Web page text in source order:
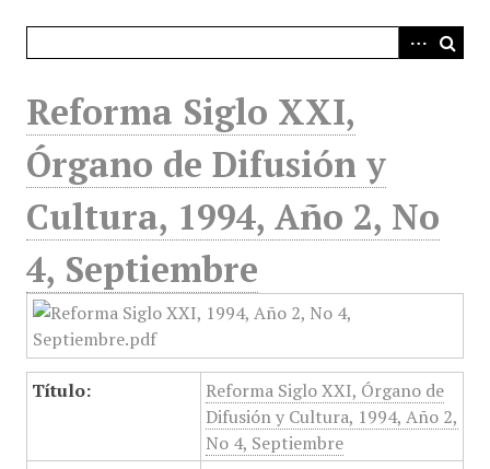
Reforma Siglo XXI,
Órgano de Difusión y
Cultura, 1994, Año 2, No
4, Septiembre
Título:
Reforma Siglo XXI, Órgano de
Difusión y Cultura, 1994, Año 2,
No 4, Septiembre